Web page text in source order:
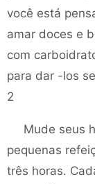
você está
amar doces e
com
para dar -los
2
Mude seus
pequenas
três horas.